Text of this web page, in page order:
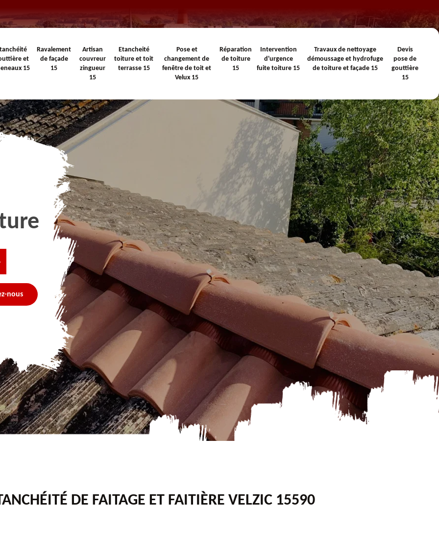
et
15
Ravalement
de façade
15
Artisan
couvreur
zingueur
15
Etancheité
toiture et toit
terrasse 15
Pose et
changement de
fenêtre de toit et
Velux 15
Réparation
de toiture
15
Intervention
d'urgence
fuite toiture 15
Travaux de nettoyage
démoussage et hydrofuge
de toiture et façade 15
Devis
pose de
gouttière
15
nous
DE FAITAGE ET FAITIÈRE VELZIC 15590